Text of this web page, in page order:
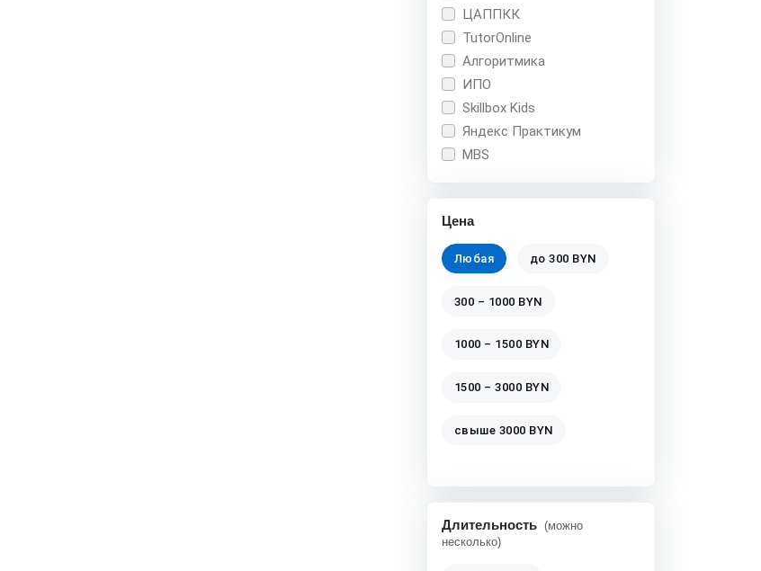
ЦАППКК
TutorOnline
Алгоритмика
ИПО
Skillbox Kids
Яндекс Практикум
MBS
Цена
Любая до 300 BYN
300 – 1000 BYN
1000 – 1500 BYN
1500 – 3000 BYN
свыше 3000 BYN
Длительность (можно
несколько)